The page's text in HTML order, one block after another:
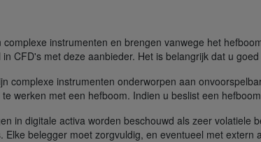
complexe instrumenten en brengen vanwege het
in CFD's met deze aanbieder. Het is belangrijk dat u
complexe instrumenten onderworpen aan
werken met een hefboom. Indien u beslist een
in digitale activa worden beschouwd als zeer
Elke belegger moet zorgvuldig, en eventueel met